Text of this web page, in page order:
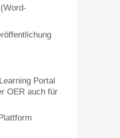
(Word-
Portal
OER auch für